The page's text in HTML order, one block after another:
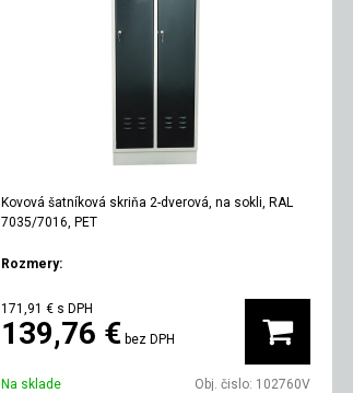
Kovová šatníková skriňa 2-dverová, na sokli, RAL
7035/7016, PET
Rozmery:
Výška Šírka
1800 mm
600 mm
171,91 € s DPH
139,76 € bez DPH
Na sklade Obj. čislo: 102760V